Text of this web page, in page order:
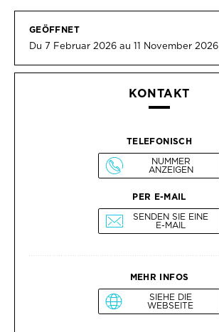
GEÖFFNET
Du 7 Februar 2026 au 11 November 2026
KONTAKT
TELEFONISCH
NUMMER
ANZEIGEN
PER E-MAIL
SENDEN SIE EINE
E-MAIL
MEHR INFOS
SIEHE DIE
WEBSEITE